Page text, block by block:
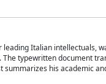
leading Italian
typewritten document
his academic